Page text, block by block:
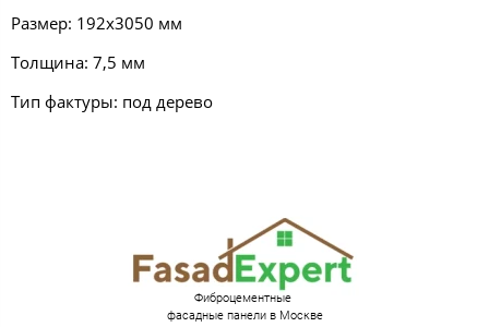
Размер: 192x3050 мм
Толщина: 7,5 мм
Тип фактуры: под дерево
Фиброцементные
фасадные панели в Москве